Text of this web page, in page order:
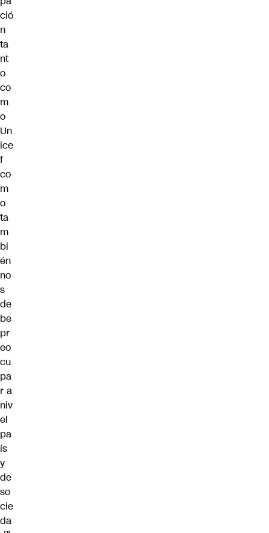
ció
n
ta
nt
o
co
m
o
Un
ice
f
co
m
o
ta
m
bi
én
no
s
de
be
pr
eo
cu
pa
r a
niv
el
pa
ís
y
de
so
cie
da